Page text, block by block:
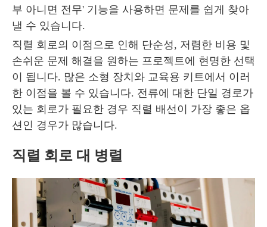
부 아니면 전무' 기능을 사용하면 문제를 쉽게 찾아
낼 수 있습니다.
직렬 회로의 이점으로 인해 단순성, 저렴한 비용 및
손쉬운 문제 해결을 원하는 프로젝트에 현명한 선택
이 됩니다. 많은 소형 장치와 교육용 키트에서 이러
한 이점을 볼 수 있습니다. 전류에 대한 단일 경로가
있는 회로가 필요한 경우 직렬 배선이 가장 좋은 옵
션인 경우가 많습니다.
직렬 회로 대 병렬